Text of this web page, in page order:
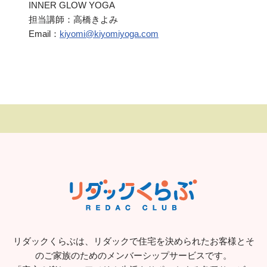
INNER GLOW YOGA
担当講師：高橋きよみ
Email： kiyomi@kiyomiyoga.com
リダックくらぶは、リダックで住宅を決められたお客様とそ
のご家族のためのメンバーシップサービスです。